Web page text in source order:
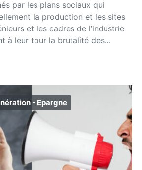
par les plans sociaux qui
la production et les sites
et les cadres de l’industrie
à leur tour la brutalité des…
- Epargne